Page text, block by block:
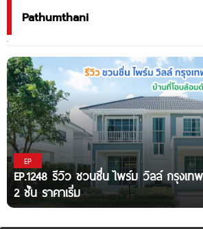
Pathumthani
EP
EP.1248 รีวิว ชวนชื่น ไพร์ม วิลล์ กรุงเ
2 ชั้น ราคาเริ่ม